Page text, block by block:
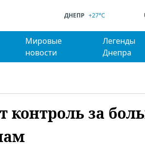
ДНЕПР +27°C
Мировые
новости
Легенды
Днепра
контроль за